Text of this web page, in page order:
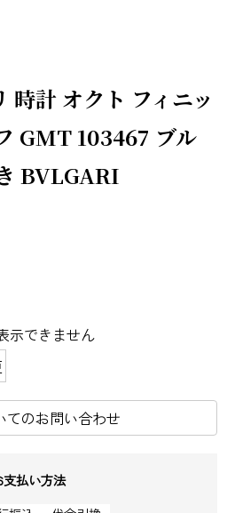
時計 オクト フィニッ
GMT 103467 ブル
BVLGARI
示できません
てのお問い合わせ
支払い方法